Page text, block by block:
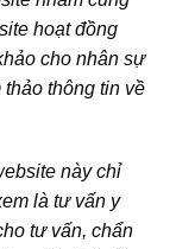
hoạt đồng
cho nhân sự
thông tin về
này chỉ
là tư vấn y
tư vấn, chẩn